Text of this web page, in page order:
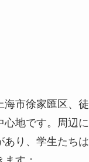
す：
カフェ
を楽しめる屋台
モール
なエリア）